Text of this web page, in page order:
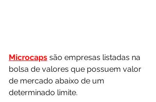
Microcaps são empresas listadas na
bolsa de valores que possuem valor
de mercado abaixo de um
determinado limite.